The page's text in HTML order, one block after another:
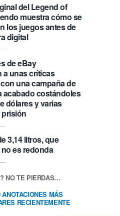
del Legend of
muestra cómo se
los juegos antes de
digital
de eBay
unas críticas
una campaña de
acabado costándoles
dólares y varias
3,14 litros, que
es redonda
NO TE PIERDAS…
ANOTACIONES MÁS
RECIENTEMENTE